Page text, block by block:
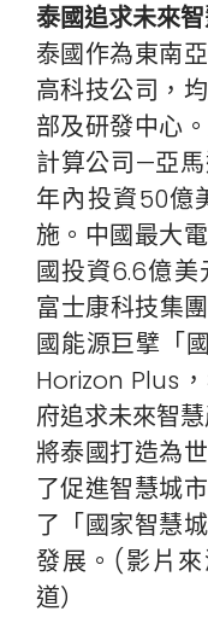
泰國追求未來
泰國作為東南
高科技公司，
部及研發中心
計算公司—亞馬
年內投資50億
施。中國最大
國投資6.6億美
富士康科技集
國能源巨擘「
Horizon Plus
府追求未來智
將泰國打造為
了促進智慧城
了「國家智慧
發展。(影片
道）